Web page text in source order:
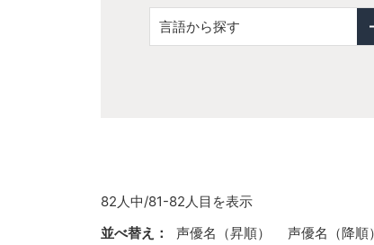
言語から探す
82人中/81-82人目を表示
並べ替え：
声優名（昇順） 声優名（降順）